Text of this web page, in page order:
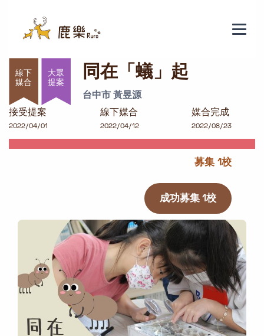
同在「蟻」起
大眾
提案
同在「蟻」起
台中市 黃昱源
接受提案
2022/04/01
線下媒合
2022/04/12
媒合完成
2022/08/23
募集 1校
成功募集 1校